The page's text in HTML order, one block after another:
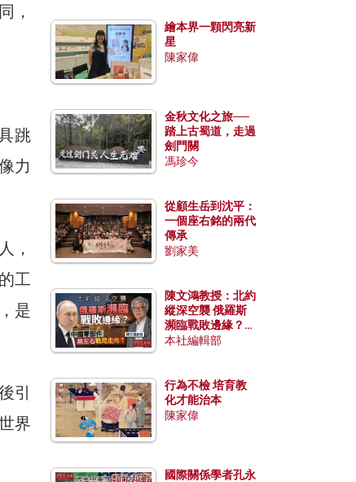
，
跳
力
，
工
是
引
界
繪本界一顆閃亮新
星
陳家偉
金秋文化之旅──
踏上古蜀道，走過
劍門關
馮珍今
從顧生岳到沈平：
一個座右銘的兩代
傳承
劉家美
陳文鴻教授：北約
縱深空襲 俄羅斯
瀕臨戰敗邊緣？中
國零部件能左右戰
本社編輯部
行為不檢 培育教
化才能治本
陳家偉
國際關係學者孔永